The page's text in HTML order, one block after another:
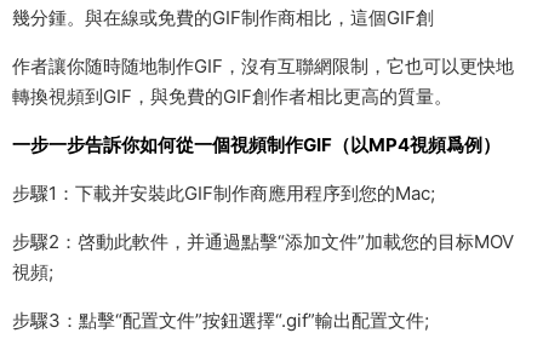
幾分鍾。與在線或免費的GIF制作商相比，這個GIF創
作者讓你随時随地制作GIF，沒有互聯網限制，它也可以更快地
轉換視頻到GIF，與免費的GIF創作者相比更高的質量。
一步一步告訴你如何從一個視頻制作GIF（以MP4視頻爲例）
步驟1：下載并安裝此GIF制作商應用程序到您的Mac;
步驟2：啓動此軟件，并通過點擊“添加文件”加載您的目标MOV
視頻;
步驟3：點擊“配置文件”按鈕選擇“.gif”輸出配置文件;